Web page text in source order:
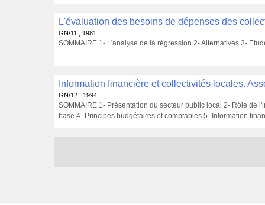
GN/11 , 1981
SOMMAIRE 1- L'analyse de la régression 2- Alternatives 3-
GN/12 , 1994
SOMMAIRE 1- Présentation du secteur public local 2- Rôle de
base 4- Principes budgétaires et comptables 5- Information